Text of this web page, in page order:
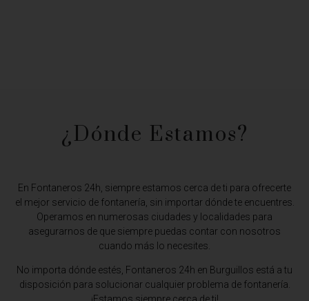
¿Dónde Estamos?​
En Fontaneros 24h, siempre estamos cerca de ti para ofrecerte
el mejor servicio de fontanería, sin importar dónde te encuentres.
Operamos en numerosas ciudades y localidades para
asegurarnos de que siempre puedas contar con nosotros
cuando más lo necesites.
No importa dónde estés, Fontaneros 24h en Burguillos está a tu
disposición para solucionar cualquier problema de fontanería.